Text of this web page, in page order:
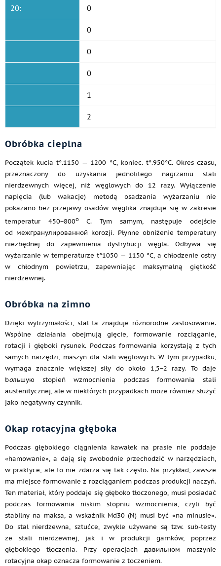
20: 0
0
0
0
1
2
Obróbka cieplna
Początek kucia t°.1150 — 1200 °C, koniec. t°.950°C. Okres czasu,
przeznaczony do uzyskania jednolitego nagrzaniu stali
nierdzewnych więcej, niż węglowych do 12 razy. Wyłączenie
napięcia (lub wakacje) metodą osadzania wyżarzaniu nie
pokazano bez przejawy osadów węglika znajduje się w zakresie
temperatur 450−800oC. Tym samym, następuje odejście
od межгранулированной korozji. Płynne obniżenie temperatury
niezbędnej do zapewnienia dystrybucji węgla. Odbywa się
wyżarzanie w temperaturze t°1050 — 1150 °C, a chłodzenie ostry
w chłodnym powietrzu, zapewniając maksymalną giętkość
nierdzewnej.
Obróbka na zimno
Dzięki wytrzymałości, stal ta znajduje różnorodne zastosowanie.
Wspólne działania obejmują gięcie, formowanie rozciąganie,
rotacji i głęboki rysunek. Podczas formowania korzystają z tych
samych narzędzi, maszyn dla stali węglowych. W tym przypadku,
wymaga znacznie większej siły do około 1,5−2 razy. To daje
boльшую stopień wzmocnienia podczas formowania stali
austenitycznej, ale w niektórych przypadkach może również służyć
jako negatywny czynnik.
Okap rotacyjna głęboka
Podczas głębokiego ciągnienia kawałek na prasie nie poddaje
«hamowanie», a dają się swobodnie przechodzić w narzędziach,
w praktyce, ale to nie zdarza się tak często. Na przykład, zawsze
ma miejsce formowanie z rozciąganiem podczas produkcji naczyń.
Ten materiał, który poddaje się głęboko tłoczonego, musi posiadać
podczas formowania niskim stopniu wzmocnienia, czyli być
stabilny na maksa, a wskaźnik Md30 (N) musi być «na minusie».
Do stal nierdzewna, sztućce, zwykle używane są tzw. sub-testy
ze stali nierdzewnej, jak i w produkcji garnków, poprzez
głębokiego tłoczenia. Przy operacjach давильном maszynie
rotacyjna okap oznacza formowanie z toczeniem.